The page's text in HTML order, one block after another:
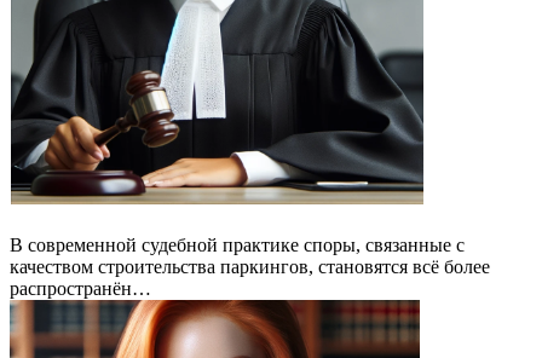
В современной судебной практике споры, связанные с
качеством строительства паркингов, становятся всё более
распространён…